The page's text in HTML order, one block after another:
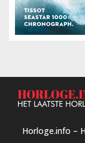
Horloge.info –